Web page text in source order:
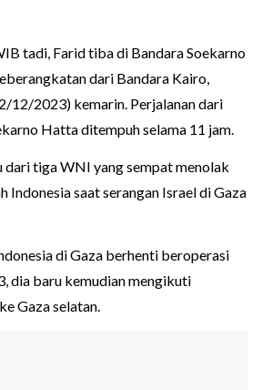
tadi, Farid tiba di Bandara Soekarno
dari Bandara Kairo,
12/2023) kemarin. Perjalanan dari
Hatta ditempuh selama 11 jam.
dari tiga WNI yang sempat menolak
Indonesia saat serangan Israel di Gaza
di Gaza berhenti beroperasi
dia baru kemudian mengikuti
Gaza selatan.